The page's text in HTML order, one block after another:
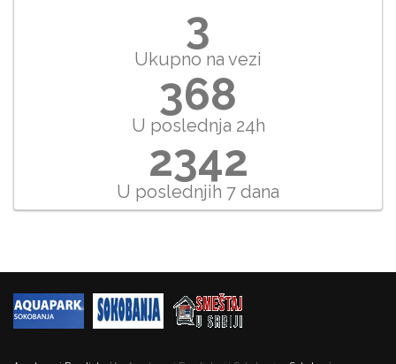
3
Ukupno na vezi
368
U poslednja 24h
2342
U poslednjih 7 dana